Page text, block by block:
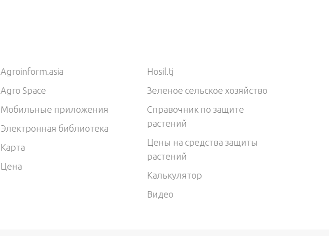
Agroinform.asia
Agro Space
Мобильные приложения
Электронная библиотека
Карта
Цена
Hosil.tj
Зеленое сельское хозяйство
Справочник по защите
растений
Цены на средства защиты
растений
Калькулятор
Видео